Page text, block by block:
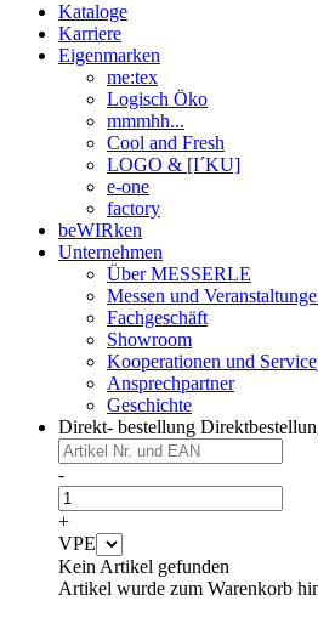
Kataloge
Karriere
Eigenmarken
me:tex
Logisch Öko
mmmhh...
Cool and Fresh
LOGO & [I´KU]
e-one
factory
beWIRken
Unternehmen
Über MESSERLE
Messen und
Fachgeschäft
Showroom
Kooperationen und
Ansprechpartner
Geschichte
Direkt- bestellung
-
+
VPE
Kein Artikel gefunden
Artikel wurde zum Warenkorb